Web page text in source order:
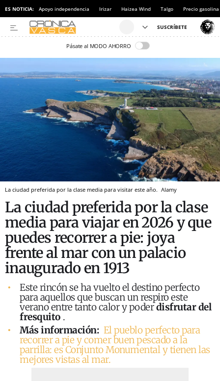
ES NOTICIA: Apoyo independencia Irizar Haizea Wind Talgo Precio gasolina
Pásate al MODO AHORRO
La ciudad preferida por la clase media para visitar este año. Alamy
La ciudad preferida por la clase
media para viajar en 2026 y que
puedes recorrer a pie: joya
frente al mar con un palacio
inaugurado en 1913
Este rincón se ha vuelto el destino perfecto
para aquellos que buscan un respiro este
verano entre tanto calor y poderdisfrutar del
fresquito .
Más información: El pueblo perfecto para
recorrer a pie y comer buen pescado a la
parrilla: es Conjunto Monumental y tienen las
mejores vistas al mar.